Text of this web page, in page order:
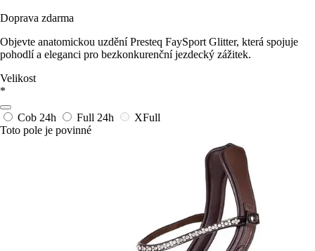
Doprava zdarma
Objevte anatomickou uzdění Presteq FaySport Glitter, která spojuje
pohodlí a eleganci pro bezkonkurenční jezdecký zážitek.
Velikost
*
Cob 24h Full 24h
XFull
Toto pole je povinné